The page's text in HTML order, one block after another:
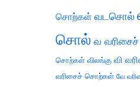
சொற்கள் வடசொல்
சொல் வ
சொற்கள் விலங்கு வி
வரிசைச் சொற்கள் வே